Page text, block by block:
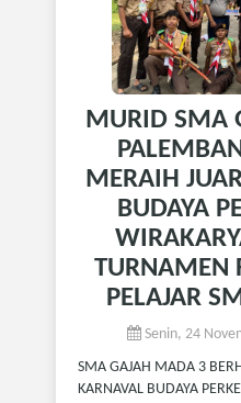
MURID SMA
MERAIH
BUDAYA
TURNAMEN
PELAJAR
Senin, 24
SMA GAJAH MADA 3
KARNAVAL BUDAYA